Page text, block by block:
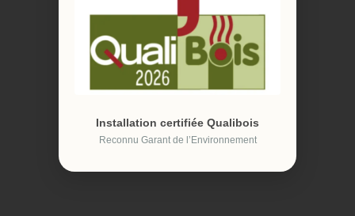
Installation certifiée Qualibois
Reconnu Garant de l’Environnement